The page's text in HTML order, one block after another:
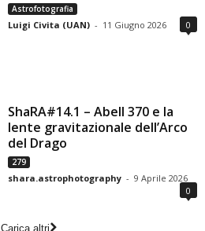
Astrofotografia
Luigi Civita (UAN) - 11 Giugno 2026 0
ShaRA#14.1 – Abell 370 e la
lente gravitazionale dell’Arco
del Drago
279
shara.astrophotography - 9 Aprile 2026
0
Carica altri